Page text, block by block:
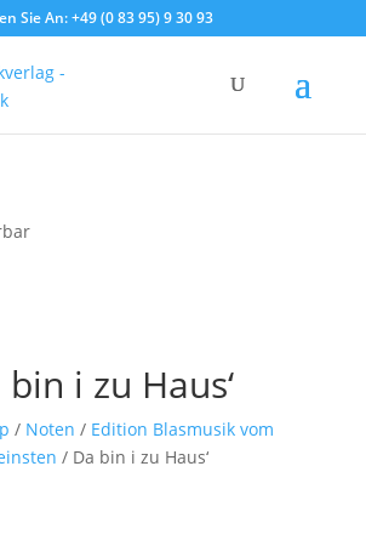
Sie An:+49 (0 83 95) 9 30 93
bin i zu Haus‘
/ Noten / Edition Blasmusik vom
/ Da bin i zu Haus‘